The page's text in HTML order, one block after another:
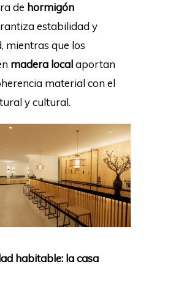
de hormigón
estabilidad y
mientras que los
madera localaportan
material con el
y cultural.
habitable: la casa